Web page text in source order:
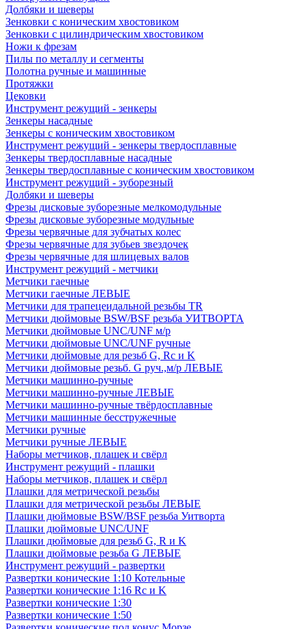
Долбяки и шеверы
Зенковки с коническим хвостовиком
Зенковки с цилиндрическим хвостовиком
Ножи к фрезам
Пилы по металлу и сегменты
Полотна ручные и машинные
Протяжки
Цековки
Инструмент режущий - зенкеры
Зенкеры насадные
Зенкеры с коническим хвостовиком
Инструмент режущий - зенкеры твердосплавные
Зенкеры твердосплавные насадные
Зенкеры твердосплавные с коническим хвостовиком
Инструмент режущий - зуборезный
Долбяки и шеверы
Фрезы дисковые зуборезные мелкомодульные
Фрезы дисковые зуборезные модульные
Фрезы червячные для зубчатых колес
Фрезы червячные для зубьев звездочек
Фрезы червячные для шлицевых валов
Инструмент режущий - метчики
Метчики гаечные
Метчики гаечные ЛЕВЫЕ
Метчики для трапецеидальной резьбы TR
Метчики дюймовые BSW/BSF резьба УИТВОРТА
Метчики дюймовые UNC/UNF м/р
Метчики дюймовые UNC/UNF ручные
Метчики дюймовые для резьб G, Rc и K
Метчики дюймовые резьб. G руч.,м/р ЛЕВЫЕ
Метчики машинно-ручные
Метчики машинно-ручные ЛЕВЫЕ
Метчики машинно-ручные твёрдосплавные
Метчики машинные бесстружечные
Метчики ручные
Метчики ручные ЛЕВЫЕ
Наборы метчиков, плашек и свёрл
Инструмент режущий - плашки
Наборы метчиков, плашек и свёрл
Плашки для метрической резьбы
Плашки для метрической резьбы ЛЕВЫЕ
Плашки дюймовые BSW/BSF резьба Уитворта
Плашки дюймовые UNC/UNF
Плашки дюймовые для резьб G, R и K
Плашки дюймовые резьба G ЛЕВЫЕ
Инструмент режущий - развертки
Развертки конические 1:10 Котельные
Развертки конические 1:16 Rc и K
Развертки конические 1:30
Развертки конические 1:50